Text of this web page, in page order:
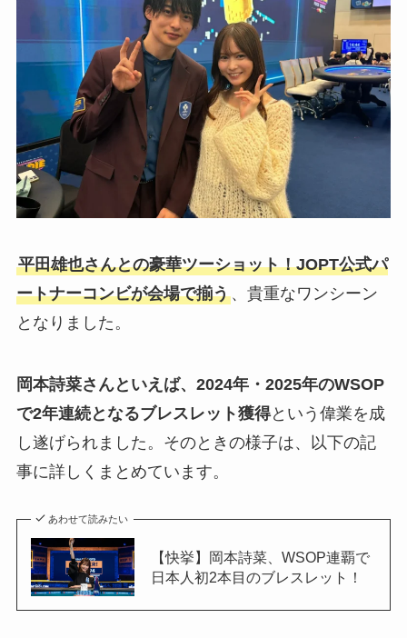
平田雄也さんとの豪華ツーショット！JOPT公式パ
ートナーコンビが会場で揃う、貴重なワンシーン
となりました。
岡本詩菜さんといえば、2024年・2025年のWSOP
で2年連続となるブレスレット獲得という偉業を成
し遂げられました。そのときの様子は、以下の記
事に詳しくまとめています。
あわせて読みたい
【快挙】岡本詩菜、WSOP連覇で
日本人初2本目のブレスレット！